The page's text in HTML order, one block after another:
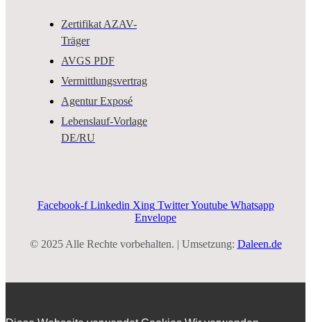
Zertifikat AZAV-
Träger
AVGS PDF
Vermittlungsvertrag
Agentur Exposé
Lebenslauf-Vorlage
DE/RU
Facebook-f Linkedin Xing Twitter Youtube Whatsapp
Envelope
© 2025 Alle Rechte vorbehalten. | Umsetzung: Daleen.de